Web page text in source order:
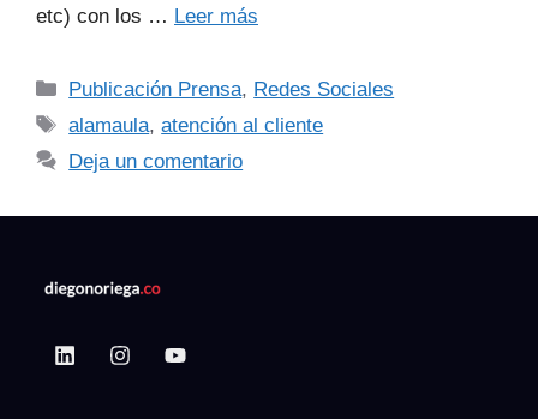
etc) con los … Leer más
Publicación Prensa, Redes Sociales
alamaula,atención al cliente
Deja un comentario